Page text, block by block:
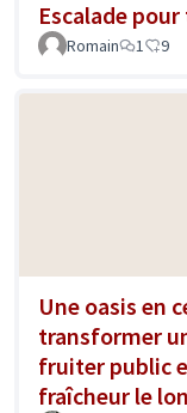
Escalade
Romain
1 9
Une oasis en
transformer
fruiter public
fraîcheur le